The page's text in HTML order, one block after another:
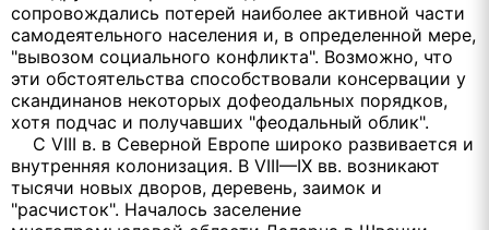
сопровождались потерей наиболее активной части
самодеятельного населения и, в определенной мере,
"вывозом социального конфликта". Возможно, что
эти обстоятельства способствовали консервации у
скандинанов некоторых дофеодальных порядков,
хотя подчас и получавших "феодальный облик".
С VIII в. в Северной Европе широко развивается и
внутренняя колонизация. В VIII—IX вв. возникают
тысячи новых дворов, деревень, заимок и
"расчисток". Началось заселение